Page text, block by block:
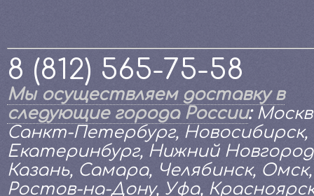
8 (812) 565-75-58
Мы осуществляем доставку в
следующие города России:
Санкт-Петербург, Новосибирск,
Екатеринбург, Нижний
Казань, Самара, Челябинск, Омск,
Ростов-на-Дону, Уфа,